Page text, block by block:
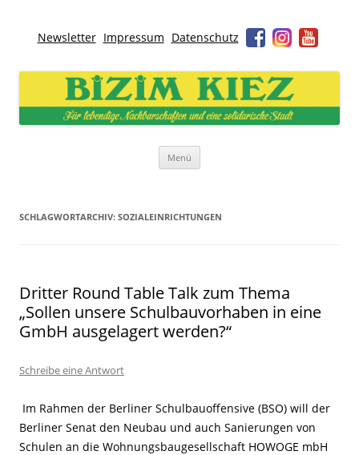
Newsletter Impressum Datenschutz
Bizim Kiez – Unser Kiez
Für lebendige Nachbarschaften und eine solidarische Stadt
Menü
SCHLAGWORTARCHIV: SOZIALEINRICHTUNGEN
Dritter Round Table Talk zum Thema
„Sollen unsere Schulbauvorhaben in eine
GmbH ausgelagert werden?“
Schreibe eine Antwort
­ Im Rahmen der Berliner Schulbauoffensive (BSO) will der
Berliner Senat den Neubau und auch Sanierungen von
Schulen an die Wohnungsbaugesellschaft HOWOGE mbH